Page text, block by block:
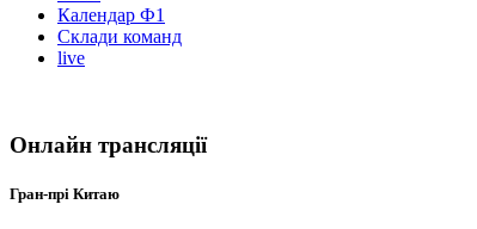
Календар Ф1
Склади команд
live
Онлайн трансляції
Гран-прі Китаю